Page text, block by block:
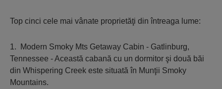
Top cinci cele mai vânate proprietăţi din întreaga lume:
1. Modern Smoky Mts Getaway Cabin - Gatlinburg,
Tennessee - Această cabană cu un dormitor şi două băi
din Whispering Creek este situată în Munţii Smoky
Mountains.